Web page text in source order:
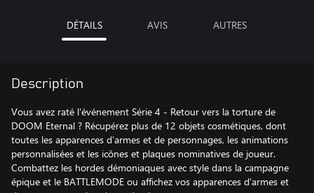
DÉTAILS AVIS AUTRES
Description
Vous avez raté l'événement Série 4 - Retour vers la torture de
DOOM Eternal ? Récupérez plus de 12 objets cosmétiques, dont
toutes les apparences d’armes et de personnages, les animations
personnalisées et les icônes et plaques nominatives de joueur.
Combattez les hordes démoniaques avec style dans la campagne
épique et le BATTLEMODE ou affichez vos apparences d’armes et